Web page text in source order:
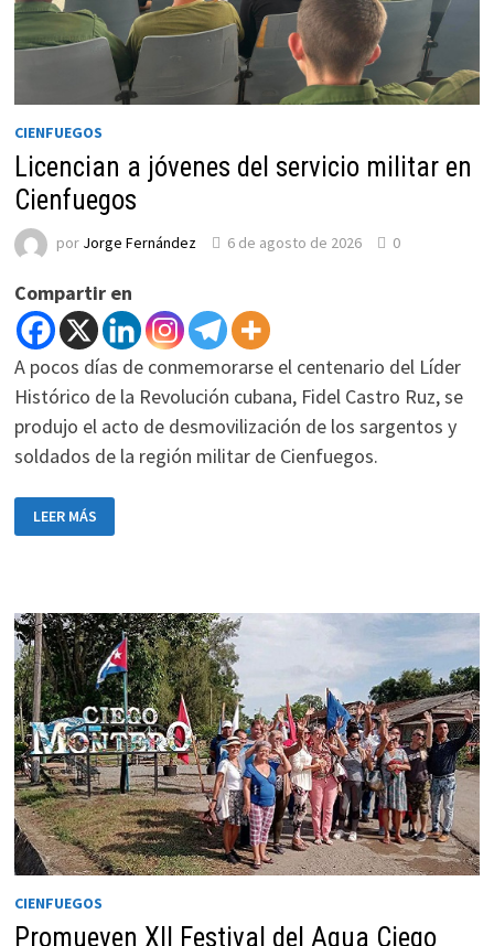
CIENFUEGOS
Licencian a jóvenes del servicio militar en
Cienfuegos
por Jorge Fernández 6 de agosto de 2026 0
Compartir en
A pocos días de conmemorarse el centenario del Líder
Histórico de la Revolución cubana, Fidel Castro Ruz, se
produjo el acto de desmovilización de los sargentos y
soldados de la región militar de Cienfuegos.
LICENCIAN
A
JÓVENES
CIENFUEGOS
LEER MÁS
CIENFUEGOS
Promueven XII Festival del Agua Ciego